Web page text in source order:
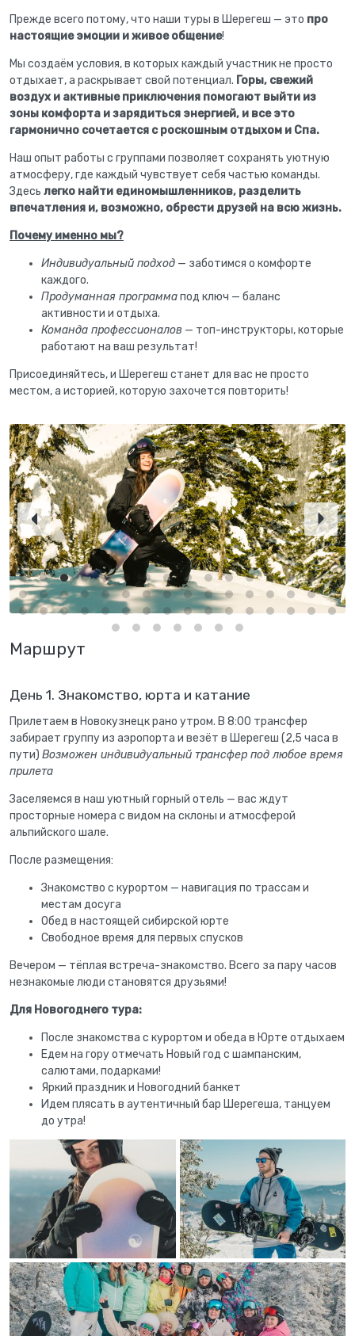
Прежде всего потому, что наши туры в Шерегеш — это про
настоящие эмоции и живое общение!
Мы создаём условия, в которых каждый участник не просто
отдыхает, а раскрывает свой потенциал. Горы, свежий
воздух и активные приключения помогают выйти из
зоны комфорта и зарядиться энергией, и все это
гармонично сочетается с роскошным отдыхом и Спа.
Наш опыт работы с группами позволяет сохранять уютную
атмосферу, где каждый чувствует себя частью команды.
Здесь легко найти единомышленников, разделить
впечатления и, возможно, обрести друзей на всю жизнь.
Почему именно мы?
Индивидуальный подход — заботимся о комфорте
каждого.
Продуманная программапод ключ — баланс
активности и отдыха.
Команда профессионалов — топ-инструкторы, которые
работают на ваш результат!
Присоединяйтесь, и Шерегеш станет для вас не просто
местом, а историей, которую захочется повторить!
Маршрут
День 1. Знакомство, юрта и катание
Прилетаем в Новокузнецк рано утром. В 8:00 трансфер
забирает группу из аэропорта и везёт в Шерегеш (2,5 часа в
пути) Возможен индивидуальный трансфер под любое время
прилета
Заселяемся в наш уютный горный отель — вас ждут
просторные номера с видом на склоны и атмосферой
альпийского шале.
После размещения:
Знакомство с курортом — навигация по трассам и
местам досуга
Обед в настоящей сибирской юрте
Свободное время для первых спусков
Вечером — тёплая встреча-знакомство. Всего за пару часов
незнакомые люди становятся друзьями!
Для Новогоднего тура:
После знакомства с курортом и обеда в Юрте отдыхаем
Едем на гору отмечать Новый год с шампанским,
салютами, подарками!
Яркий праздник и Новогодний банкет
Идем плясать в аутентичный бар Шерегеша, танцуем
до утра!